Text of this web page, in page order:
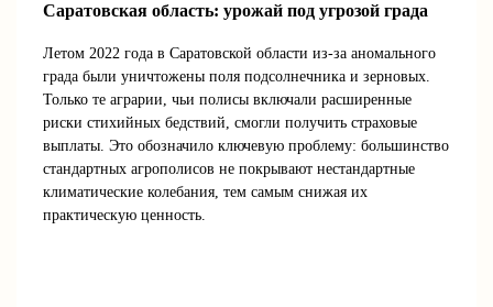
Саратовская область: урожай под угрозой града
Летом 2022 года в Саратовской области из-за аномального
града были уничтожены поля подсолнечника и зерновых.
Только те аграрии, чьи полисы включали расширенные
риски стихийных бедствий, смогли получить страховые
выплаты. Это обозначило ключевую проблему: большинство
стандартных агрополисов не покрывают нестандартные
климатические колебания, тем самым снижая их
практическую ценность.